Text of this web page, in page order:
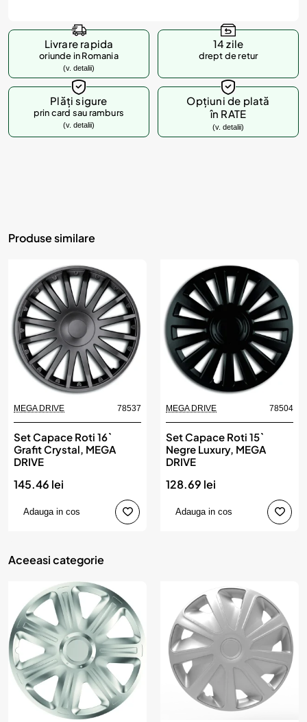
Livrare rapida
oriunde in Romania
(v. detalii)
14 zile
drept de retur
Plăți sigure
prin card sau ramburs
(v. detalii)
Opțiuni de plată
în RATE
(v. detalii)
Produse similare
MEGA DRIVE 78537
Set Capace Roti 16`
Grafit Crystal, MEGA
DRIVE
145.46 lei
Adauga in cos
MEGA DRIVE 78504
Set Capace Roti 15`
Negre Luxury, MEGA
DRIVE
128.69 lei
Adauga in cos
Aceeasi categorie